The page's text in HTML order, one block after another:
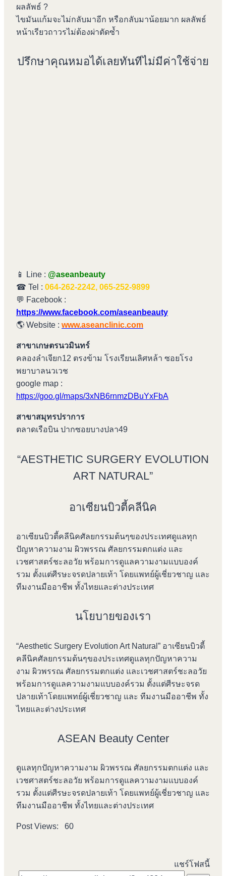
ผลลัพธ์ ?
ไขมันแก้มจะไม่กลับมาอีก หรือกลับมาน้อยมาก ผลลัพธ์
หน้าเรียวถาวรไม่ต้องผ่าตัดซ้ำ
ปรึกษาคุณหมอได้เลยทันทีไม่มีค่าใช้จ่าย
📱 Line : @aseanbeauty
☎ Tel : 064-262-2242, 065-252-9899
💬 Facebook :
https://www.facebook.com/aseanbeauty
🌎 Website : www.aseanclinic.com
สาขาเกษตรนวมินทร์
คลองลำเจียก12 ตรงข้าม โรงเรียนเลิศหล้า ซอยโรง
พยาบาลนวเวช
google map :
https://goo.gl/maps/3xNB6rnmzDBuYxFbA
สาขาสมุทรปราการ
ตลาดเรือบิน ปากซอยบางปลา49
“AESTHETIC SURGERY EVOLUTION
ART NATURAL”
อาเซียนบิวตี้คลีนิค
อาเซียนบิวตี้คลีนิคศัลยกรรมต้นๆของประเทศดูแลทุก
ปัญหาความงาม ผิวพรรณ ศัลยกรรมตกแต่ง และ
เวชศาสตร์ชะลอวัย พร้อมการดูแลความงามแบบองค์
รวม ตั้งแต่ศีรษะจรดปลายเท้า โดยแพทย์ผู้เชี่ยวชาญ และ
ทีมงานมืออาชีพ ทั้งไทยและต่างประเทศ
นโยบายของเรา
“Aesthetic Surgery Evolution Art Natural” อาเซียนบิวตี้
คลีนิคศัลยกรรมต้นๆของประเทศดูแลทุกปัญหาความ
งาม ผิวพรรณ ศัลยกรรมตกแต่ง และเวชศาสตร์ชะลอวัย
พร้อมการดูแลความงามแบบองค์รวม ตั้งแต่ศีรษะจรด
ปลายเท้าโดยแพทย์ผู้เชี่ยวชาญ และ ทีมงานมืออาชีพ ทั้ง
ไทยและต่างประเทศ
ASEAN Beauty Center
ดูแลทุกปัญหาความงาม ผิวพรรณ ศัลยกรรมตกแต่ง และ
เวชศาสตร์ชะลอวัย พร้อมการดูแลความงามแบบองค์
รวม ตั้งแต่ศีรษะจรดปลายเท้า โดยแพทย์ผู้เชี่ยวชาญ และ
ทีมงานมืออาชีพ ทั้งไทยและต่างประเทศ
Post Views: 60
แชร์โฟสนี้